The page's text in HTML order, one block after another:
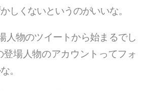
しくないというのがいいな。
人物のツイートから始まるでし
登場人物のアカウントってフォ
。